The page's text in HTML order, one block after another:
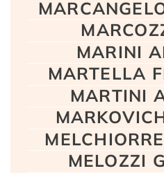
MARINI
MARTELLA
MARTINI
MELOZZI